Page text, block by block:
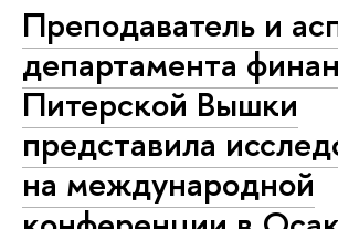
Преподаватель и
департамента
Питерской Вышки
представила
на международной